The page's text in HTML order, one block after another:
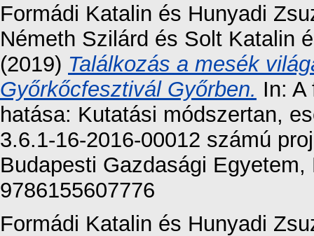
Formádi Katalin és Hunyadi
Németh Szilárd és Solt Katalin
(2019) Találkozás a mesék
Győrkőcfesztivál Győrben. In:
hatása: Kutatási módszertan,
3.6.1-16-2016-00012 számú
Budapesti Gazdasági
9786155607776
Formádi Katalin és Hunyadi